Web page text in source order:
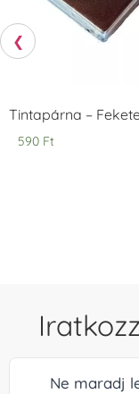
❮
Tintapárna – Fekete
590 Ft
Ne maradj